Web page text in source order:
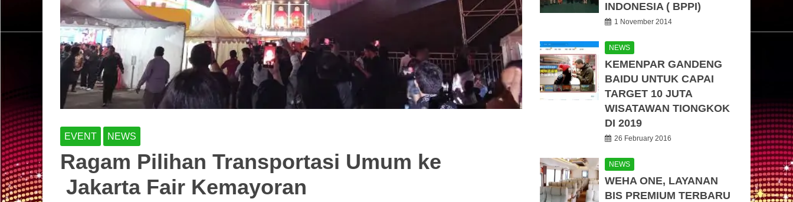
EVENT NEWS
Ragam Pilihan Transportasi Umum ke
Jakarta Fair Kemayoran
INDONESIA ( BPPI)
1 November 2014
NEWS
KEMENPAR GANDENG
BAIDU UNTUK CAPAI
TARGET 10 JUTA
WISATAWAN TIONGKOK
DI 2019
26 February 2016
NEWS
WEHA ONE, LAYANAN
BIS PREMIUM TERBARU